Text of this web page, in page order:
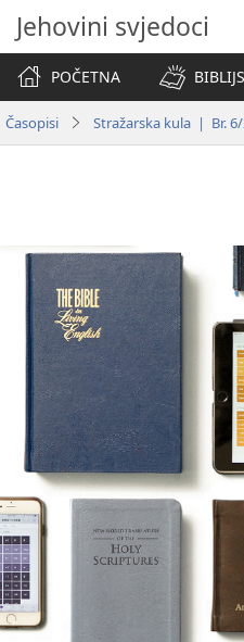
Jehovini svjedoci
POČETNA
Časopisi Stražarska kula | Br. 6/